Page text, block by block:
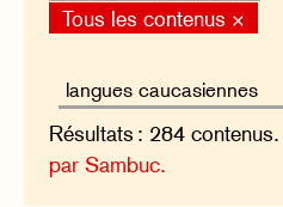
Tous les contenus ×
Résultats : 284
par Sambuc.